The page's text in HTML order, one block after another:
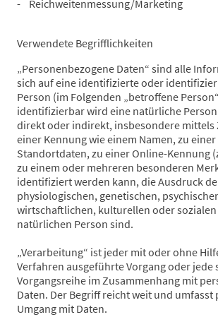
- Reichweitenmessung/Marketing
Verwendete Begrifflichkeiten
„Personenbezogene Daten“ sind alle
sich auf eine identifizierte oder
Person (im Folgenden „betroffene
identifizierbar wird eine natürliche
direkt oder indirekt, insbesondere mittels
einer Kennung wie einem Namen, zu
Standortdaten, zu einer Online-Kennung
zu einem oder mehreren besonderen
identifiziert werden kann, die Ausdruck
physiologischen, genetischen,
wirtschaftlichen, kulturellen oder
natürlichen Person sind.
„Verarbeitung“ ist jeder mit oder ohne
Verfahren ausgeführte Vorgang oder jede
Vorgangsreihe im Zusammenhang mit
Daten. Der Begriff reicht weit und umfasst
Umgang mit Daten.